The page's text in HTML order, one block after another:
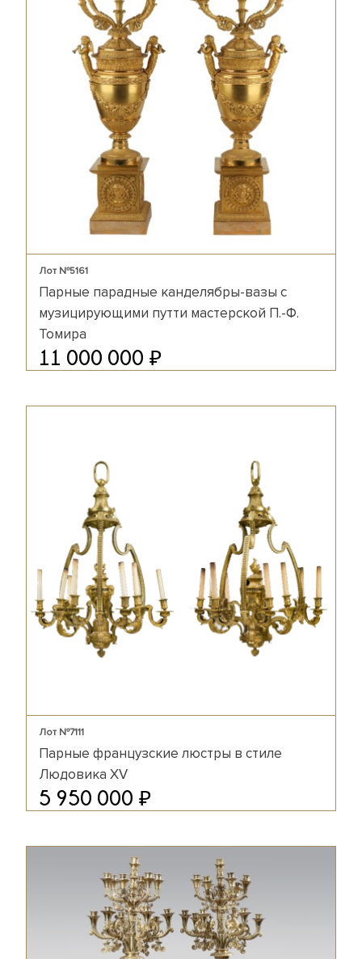
Лот №5161
Парные парадные канделябры-вазы с
музицирующими путти мастерской П.-Ф.
Томира
11 000 000 ₽
Лот №7111
Парные французские люстры в стиле
Людовика XV
5 950 000 ₽